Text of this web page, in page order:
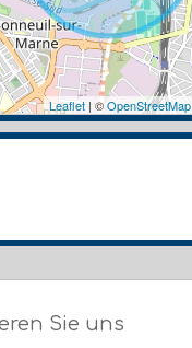
Leaflet | ©OpenStreetMap
Sie uns